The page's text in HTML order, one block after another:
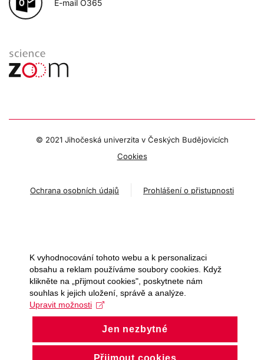
E-mail O365
© 2021 Jihočeská univerzita v Českých Budějovicích
Cookies
Ochrana osobních údajů Prohlášení o přistupnosti
K vyhodnocování tohoto webu a k personalizaci
obsahu a reklam používáme soubory cookies. Když
klikněte na „přijmout cookies", poskytnete nám
souhlas k jejich uložení, správě a analýze.
Upravit možnosti
Jen nezbytné
Přijmout cookies